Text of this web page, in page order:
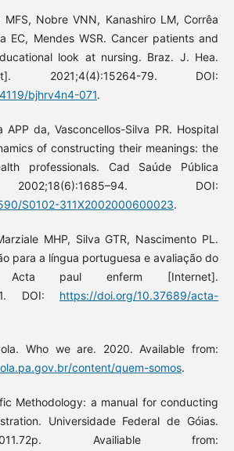
Nobre VNN, Kanashiro LM, Corrêa
EC, Mendes WSR. Cancer patients and
look at nursing. Braz. J. Hea.
2021;4(4):15264-79. DOI:
bjhrv4n4-071.
APP da, Vasconcellos-Silva PR. Hospital
of constructing their meanings: the
professionals. Cad Saúde Pública
DOI:
S0102-311X2002000600023.
MHP, Silva GTR, Nascimento PL.
para a língua portuguesa e avaliação do
Acta paul enferm [Internet].
DOI: https://doi.org/10.37689/acta-
Who we are. 2020. Available from:
content/quem-somos.
Methodology: a manual for conducting
Universidade Federal de Góias.
Availiable from: